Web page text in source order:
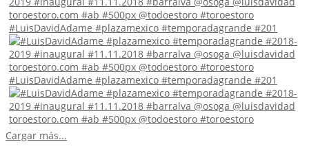
#LuisDavidAdame #plazamexico #temporadagrande #201
#LuisDavidAdame #plazamexico #temporadagrande #201
Cargar más...